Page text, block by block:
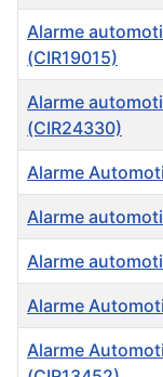
Alarme
(CIR19015)
Alarme
(CIR24330)
Alarme
Alarme
Alarme
Alarme
Alarme